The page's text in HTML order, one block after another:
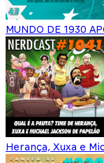
MUNDO DE 1930
Herança, Xuxa e